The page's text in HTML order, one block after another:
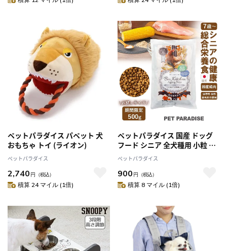
ペットパラダイス パペット 犬
おもちゃ トイ (ライオン)
ペットパラダイス
2,740 円 （税込）
積算 24 マイル (1倍)
ペットパラダイス 国産 ドッグ
フード シニア 全犬種用 小粒 保
存料・着色料・香料不使用 ドラ
イ ビオキッチン エイジングネ
オ 500g
ペットパラダイス
900 円 （税込）
積算 8 マイル (1倍)